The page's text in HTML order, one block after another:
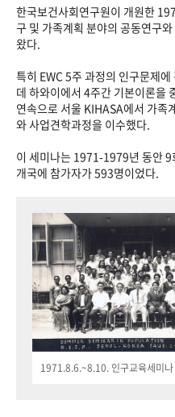
한국보건사회연구원이 개원한
구 및 가족계획 분야의 공동연구
왔다.
특히 EWC 5주 과정의 인구문제
데 하와이에서 4주간 기본이론을
연속으로 서울 KIHASA에서 가족
와 사업견학과정을 이수했다.
이 세미나는 1971-1979년 동안
개국에 참가자가 593명이었다.
1971.8.6.~8.10. 인구교육세미나